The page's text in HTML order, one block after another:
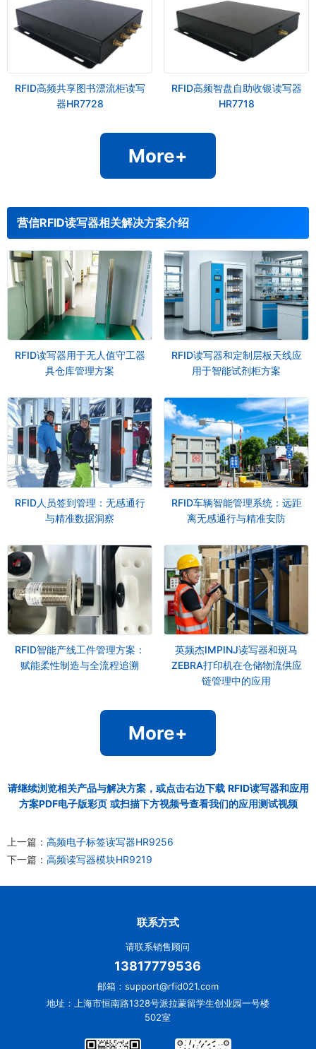
RFID高频共享图书漂流柜读写
器HR7728
RFID高频智盘自助收银读写器
HR7718
More+
营信RFID读写器相关解决方案介绍
RFID读写器用于无人值守工器
具仓库管理方案
RFID读写器和定制层板天线应
用于智能试剂柜方案
RFID人员签到管理：无感通行
与精准数据洞察
RFID车辆智能管理系统：远距
离无感通行与精准安防
RFID智能产线工件管理方案：
赋能柔性制造与全流程追溯
英频杰IMPINJ读写器和斑马
ZEBRA打印机在仓储物流供应
链管理中的应用
More+
请继续浏览相关产品与解决方案，或点击右边下载 RFID读写器和应用
方案PDF电子版彩页 或扫描下方视频号查看我们的应用测试视频
上一篇： 高频电子标签读写器HR9256
下一篇： 高频读写器模块HR9219
联系方式
请联系销售顾问
13817779536
邮箱：support@rfid021.com
地址：上海市恒南路1328号派拉蒙留学生创业园一号楼
502室